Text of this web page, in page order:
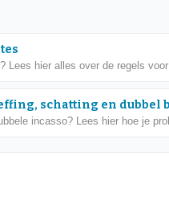
Lees hier alles over de regels voor
schatting en dubbel
incasso? Lees hier hoe je